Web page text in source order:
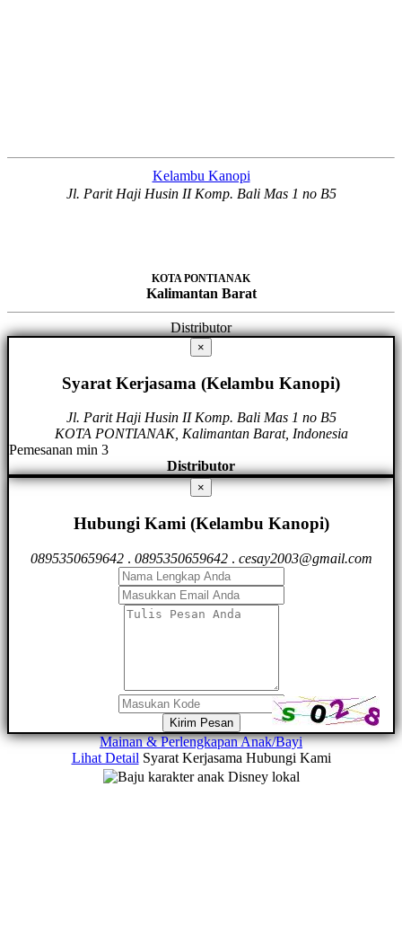
Kelambu Kanopi
Jl. Parit Haji Husin II Komp. Bali Mas 1 no B5
KOTA PONTIANAK
Kalimantan Barat
Distributor
×
Syarat Kerjasama (Kelambu Kanopi)
Jl. Parit Haji Husin II Komp. Bali Mas 1 no B5
KOTA PONTIANAK, Kalimantan Barat, Indonesia
Pemesanan min 3
Distributor
×
Hubungi Kami (Kelambu Kanopi)
0895350659642. 0895350659642. cesay2003@gmail.com
Kirim Pesan
Mainan & Perlengkapan Anak/Bayi
Lihat Detail Syarat Kerjasama Hubungi Kami